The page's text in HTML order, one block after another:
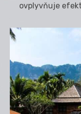
ovplyvňuje